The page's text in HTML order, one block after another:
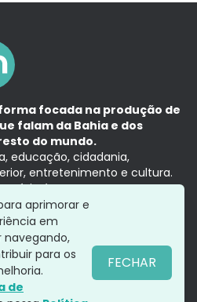
focada na produção de
falam da Bahia e dos
do mundo.
educação, cidadania,
entretenimento e cultura.
é no tempo presente,
Aratu.
aprimorar e
em
navegando,
para os
de
FECHAR